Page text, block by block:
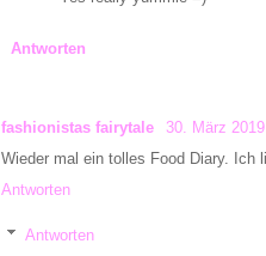
Antworten
fashionistas fairytale
30. März
Wieder mal ein tolles Food Diary. Ich
Antworten
Antworten